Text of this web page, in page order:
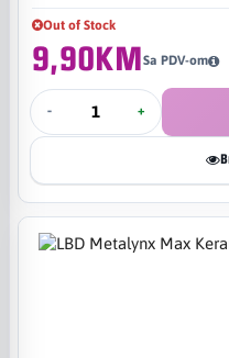
Out of Stock
9,90KMSa PDV-om
- +